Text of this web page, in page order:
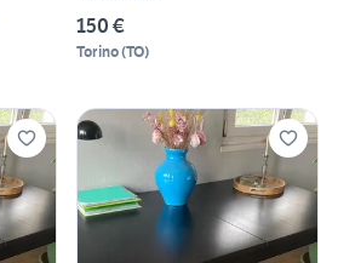
150 €
Torino(TO)